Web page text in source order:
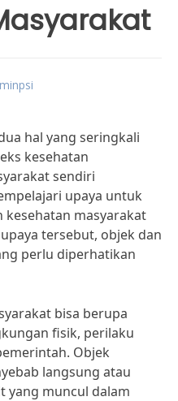
hal yang seringkali
kesehatan
sendiri
upaya untuk
masyarakat
tersebut, objek dan
perlu diperhatikan
bisa berupa
fisik, perilaku
Objek
langsung atau
yang muncul dalam